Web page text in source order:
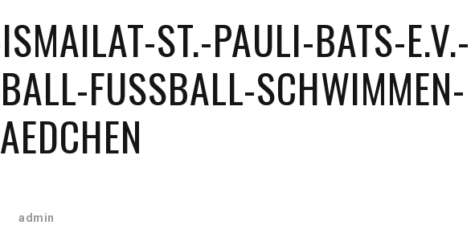
ST.-PAULI-BATS-E.V.-
FUSSBALL-SCHWIMMEN-
admin